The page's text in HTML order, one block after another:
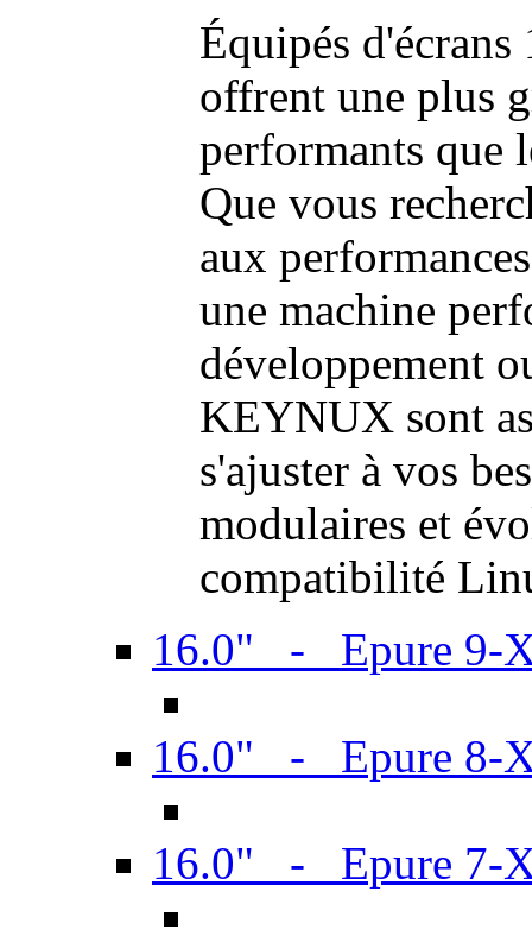
Équipés
offrent une plus
performants que
Que vous
aux
une machine
développement
KEYNUX sont
s'ajuster à vos
modulaires et
compatibilité
16.0" - Epure 9-
16.0" - Epure 8-
16.0" - Epure 7-